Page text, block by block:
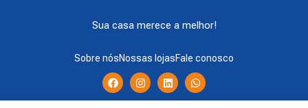
Sua casa merece a melhor!
Sobre nósNossas lojasFale conosco